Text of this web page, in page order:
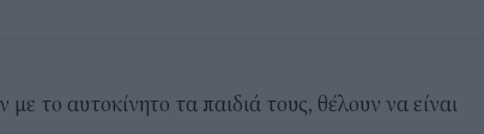
το αυτοκίνητο τα παιδιά τους, θέλουν να είναι